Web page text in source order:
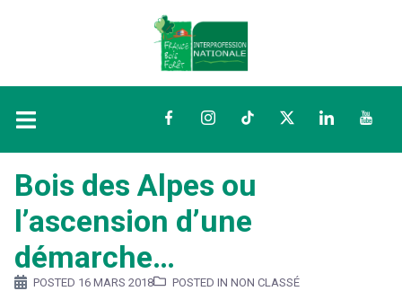
FacebookInstagramTikTokTwitterLinkedIn
Bois des Alpes ou
l’ascension d’une
démarche…
POSTED 16 MARS 2018 POSTED IN NON CLASSÉ